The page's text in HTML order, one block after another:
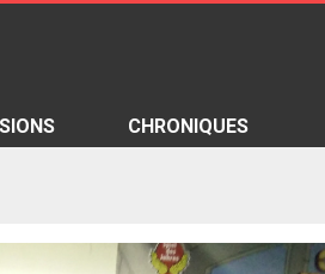
CHRONIQUES